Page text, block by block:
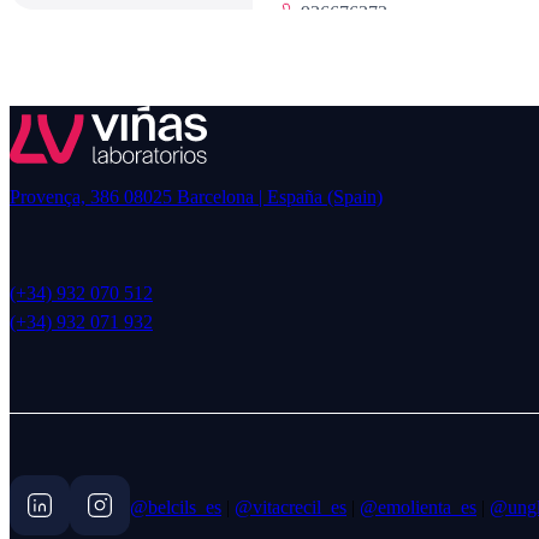
936676373
ABAD C.B. FARMACIA
980522066
MANUEL LEMOS, 34
Provença, 386 08025 Barcelona | España (Spain)
(+34) 932 070 512
(+34) 932 071 932
@belcils_es | @vitacrecil_es | @emolienta_es |